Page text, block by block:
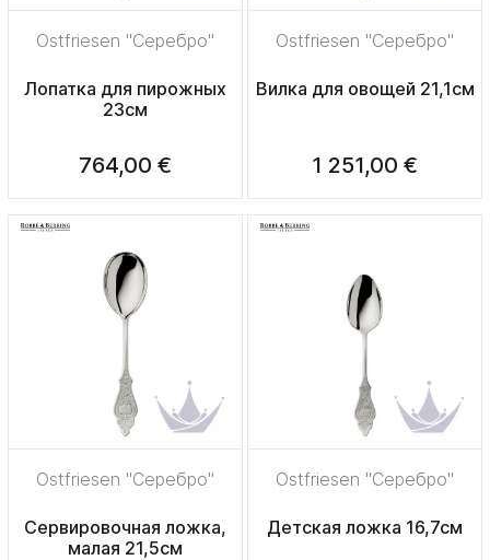
Ostfriesen "Серебро"
Лопатка для пирожных
23см
764,00 €
Ostfriesen "Серебро"
Вилка для овощей 21,1см
1 251,00 €
Ostfriesen "Серебро"
Сервировочная ложка,
малая 21,5см
Ostfriesen "Серебро"
Детская ложка 16,7см